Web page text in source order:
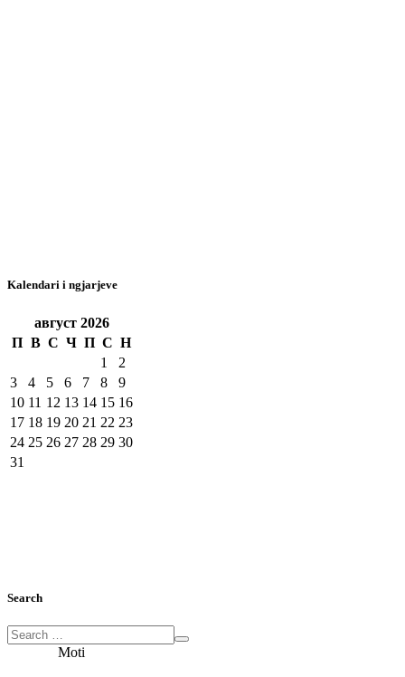
Kalendari i ngjarjeve
август 2026
П В С Ч П С Н
1
2
3
4 5 6 7 8
9
10 11 12 13 14 15 16
17 18 19 20 21 22 23
24 25 26 27 28 29 30
31
Search
Moti